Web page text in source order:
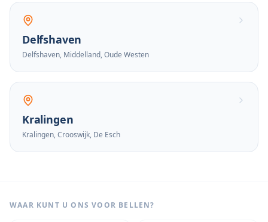
Delfshaven
Delfshaven, Middelland, Oude Westen
Kralingen
Kralingen, Crooswijk, De Esch
WAAR KUNT U ONS VOOR BELLEN?